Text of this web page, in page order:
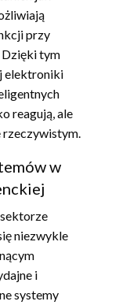
przy
Dzięki tym
elektroniki
reagują, ale
rzeczywistym.
w
niezwykle
i
systemy